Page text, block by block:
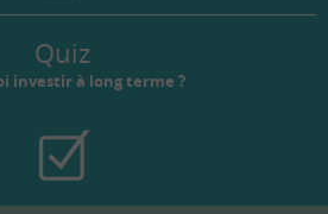
Quiz
investir à long terme ?